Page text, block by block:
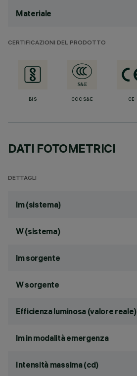
Materiale
CERTIFICAZIONI DEL PRODOTTO
BIS CCC S&E CE
DATI FOTOMETRICI
DETTAGLI
lm (sistema)
W (sistema)
lm sorgente
W sorgente
Efficienza luminosa (valore reale)
lm in modalità emergenza
Intensità massima (cd)